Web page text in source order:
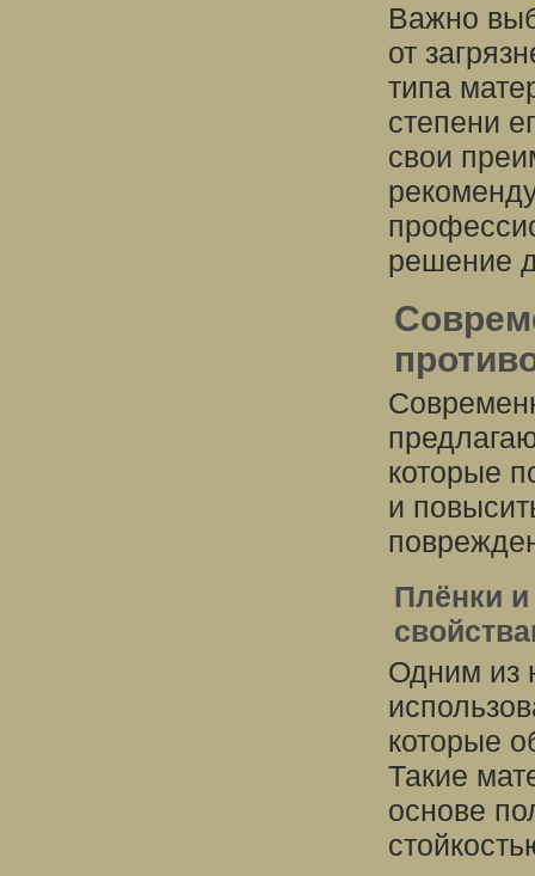
Важно
от
типа
степени
свои
решение
которые
и
Плёнки
Одним из
которые
Такие
основе